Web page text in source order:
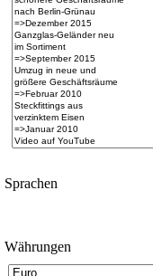
Spra­chen
Wäh­run­gen